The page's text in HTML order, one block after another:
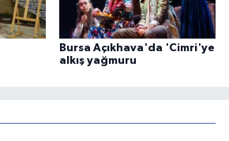
Bursa Açıkhava'da 'Cimri'ye
alkış yağmuru